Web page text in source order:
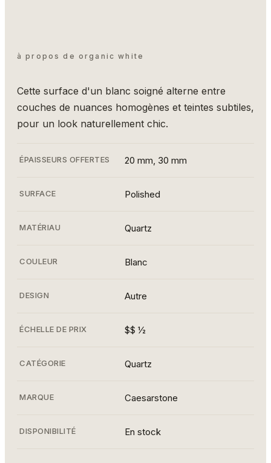
à propos de organic white
Cette surface d'un blanc soigné alterne entre
couches de nuances homogènes et teintes subtiles,
pour un look naturellement chic.
ÉPAISSEURS OFFERTES 20 mm, 30 mm
SURFACE Polished
MATÉRIAU Quartz
COULEUR Blanc
DESIGN Autre
ÉCHELLE DE PRIX $$ ½
CATÉGORIE Quartz
MARQUE Caesarstone
DISPONIBILITÉ En stock